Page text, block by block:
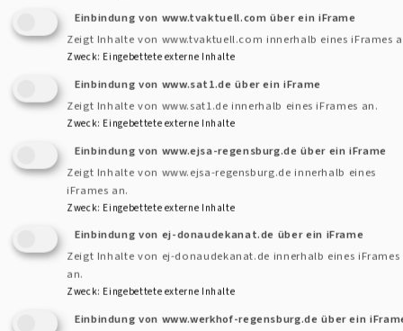
und
bieten PLATZ FÜR ENGAGEMENT.
Hier gehts zur Webseite des EBW-Regensburg:
https://www.ebw-regensburg.de/
Evangelisches Bildungswerk
Evangelische Bildung Ostbayern
Einbindung von www.tvaktuell.com über ein iFrame
Zeigt Inhalte von www.tvaktuell.com innerhalb eines iFrames
Zweck: Eingebettete externe Inhalte
Einbindung von www.sat1.de über ein iFrame
Zeigt Inhalte von www.sat1.de innerhalb eines iFrames an.
Zweck: Eingebettete externe Inhalte
Einbindung von www.ejsa-regensburg.de über ein iFrame
Zeigt Inhalte von www.ejsa-regensburg.de innerhalb eines
iFrames an.
Zweck: Eingebettete externe Inhalte
Einbindung von ej-donaudekanat.de über ein iFrame
Zeigt Inhalte von ej-donaudekanat.de innerhalb eines iFrames
an.
Zweck: Eingebettete externe Inhalte
Einbindung von www.werkhof-regensburg.de über ein